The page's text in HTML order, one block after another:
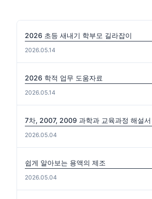
2026 초등 새내기 학부모 길라잡이
2026.05.14
2026 학적 업무 도움자료
2026.05.14
7차, 2007, 2009 과학과 교육과정 해설서
2026.05.04
쉽게 알아보는 용액의 제조
2026.05.04